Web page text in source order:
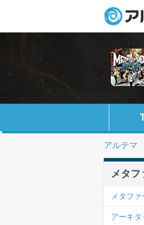
アルテマ
メタフ
メタフ
アーキタ